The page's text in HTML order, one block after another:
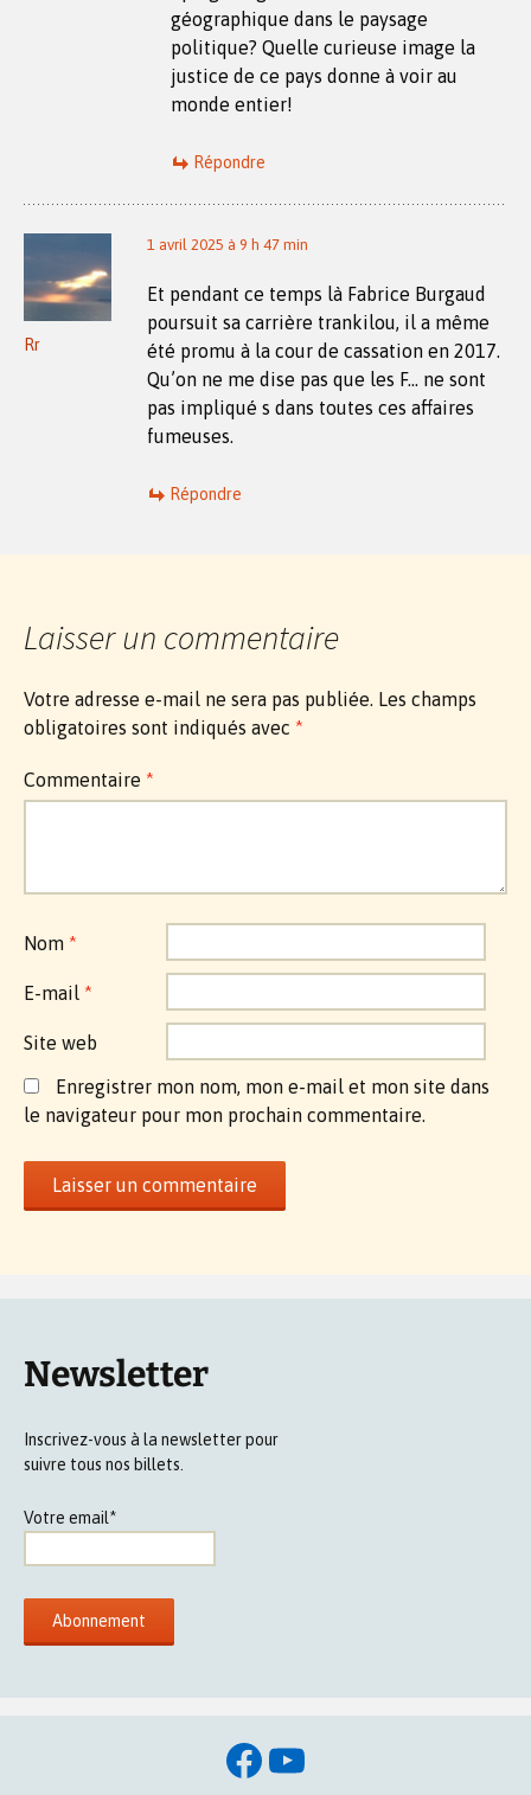
géographique dans le paysage
politique? Quelle curieuse image la
justice de ce pays donne à voir au
monde entier!
Répondre
Rr
1 avril 2025 à 9 h 47 min
Et pendant ce temps là Fabrice Burgaud
poursuit sa carrière trankilou, il a même
été promu à la cour de cassation en 2017.
Qu’on ne me dise pas que les F… ne sont
pas impliqué s dans toutes ces affaires
fumeuses.
Répondre
Laisser un commentaire
Votre adresse e-mail ne sera pas publiée. Les champs
obligatoires sont indiqués avec *
Commentaire *
Nom *
E-mail *
Site web
Enregistrer mon nom, mon e-mail et mon site dans
le navigateur pour mon prochain commentaire.
Newsletter
Inscrivez-vous à la newsletter pour
suivre tous nos billets.
Votre email*
Facebook
YouTube